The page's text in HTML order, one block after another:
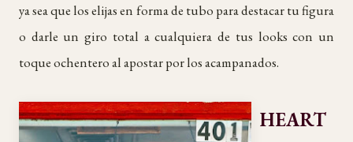
ya sea que los elijas en forma de tubo para destacar tu figura
o darle un giro total a cualquiera de tus looks con un
toque ochentero al apostar por los acampanados.
HEART